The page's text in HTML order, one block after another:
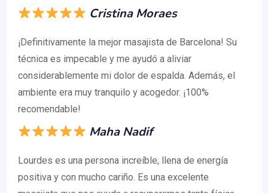
Cristina Moraes
¡Definitivamente la mejor masajista de Barcelona! Su
técnica es impecable y me ayudó a aliviar
considerablemente mi dolor de espalda. Además, el
ambiente era muy tranquilo y acogedor. ¡100%
recomendable!
Maha Nadif
Lourdes es una persona increíble, llena de energía
positiva y con mucho cariño. Es una excelente